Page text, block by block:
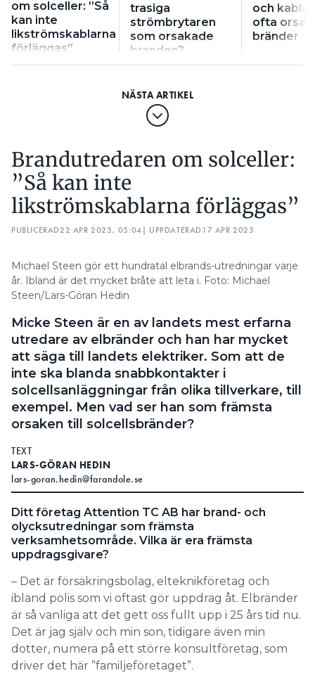
Inte självklara regler
Man får använda både Cat5 och Cat6-kablar, men
de har olika egenskaper. Och de olika klasserna
det om hur mycket koppar det är i kabeln.
Dimensionera rätt
Det blir en del att räkna på när man dimensionerar
för kraft i nätverkskablarna.
– Ta bara att man kan köra 100W på 50V, det blir ju
en del kraft. Det kan ju även vara riktigt långa drag
saken bättre. Därför ska det installeras av en bra it-
konsult med kunnigt folk. Är man en riktig
elektriker råkar man inte ut för det här.
LÄS OCKSÅ:
SVENSKT LJUSFÖRETAG: ”ALDRIG GJORT NÅGOT
PROJEKT MED POE”
Överväg alternativen till
belysning med PoE
patchkablar sotar igen, tror han inte att det
kommer bli en explosionsartad ökning i och med att
effekten ökats och det talas om att driva belysning
via PoE.
– Jag förstår inte riktigt behovet av PoE-kopplade
armaturer, men det beror kanske på att jag är
köra 100 W på sina nätverkskablar. Jag har aldrig
stött på någon som gör det. Det här med Poe
känns bara som något som vill pressa sig in på
marknaden ovanpå allt annat som redan fungerar
och inte riskerar att brinna.
om solceller: ”Så
kan inte
likströmskablarna
förläggas”
trasiga
strömbrytaren
som orsakade
branden?
och kablar
ofta
bränder
Brandutredaren om solceller:
”Så kan inte
likströmskablarna förläggas”
PUBLICERAD22 APR 2025, 05:04| UPPDATERAD 17 APR 2025
Michael Steen gör ett hundratal elbrands-utredningar varje
år. Ibland är det mycket bråte att leta i. Foto: Michael
Steen/Lars-Göran Hedin
Micke Steen är en av landets mest erfarna
utredare av elbränder och han har mycket
att säga till landets elektriker. Som att de
inte ska blanda snabbkontakter i
solcellsanläggningar från olika tillverkare, till
exempel. Men vad ser han som främsta
orsaken till solcellsbränder?
TEXT
LARS-GÖRAN HEDIN
lars-goran.hedin@farandole.se
Ditt företag Attention TC AB har brand- och
olycksutredningar som främsta
verksamhetsområde. Vilka är era främsta
uppdragsgivare?
– Det är försäkringsbolag, elteknikföretag och
ibland polis som vi oftast gör uppdrag åt. Elbränder
är så vanliga att det gett oss fullt upp i 25 års tid nu.
Det är jag själv och min son, tidigare även min
dotter, numera på ett större konsultföretag, som
driver det här ”familjeföretaget”.